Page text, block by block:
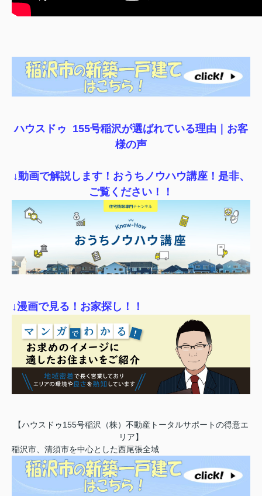
ハウスドゥ 155号稲沢が選ばれている理由｜ お客
様の声
↓動画で解説します！おうちノウハウ講座！是非、
ご覧ください！！
↓漫画で見る！お家探し！！
【ハウスドゥ155号稲沢（株）不動産トータルサポートの得意エ
リア】
稲沢市、清須市を中心とした西尾張全域